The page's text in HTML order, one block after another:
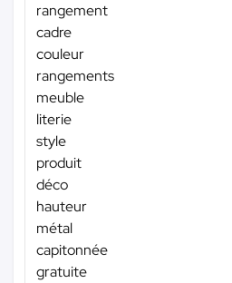
rangement
cadre
couleur
rangements
meuble
literie
style
produit
déco
hauteur
métal
capitonnée
gratuite